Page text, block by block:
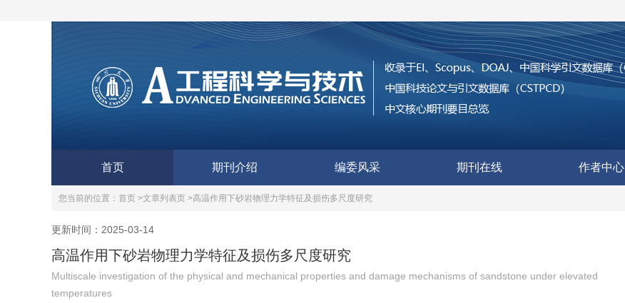
首页 期刊介绍 编委风采 期刊在线 作者中心
您当前的位置： 首页 >文章列表页 >高温作用下砂岩物理力学特征及损伤多尺度研究
更新时间：2025-03-14
高温作用下砂岩物理力学特征及损伤多尺度研究
Multiscale investigation of the physical and mechanical properties and damage mechanisms of sandstone under elevated
temperatures